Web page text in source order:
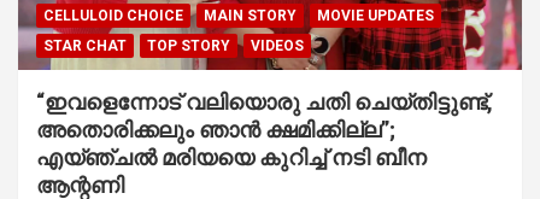
CELLULOID CHOICE MAIN STORY
MOVIE UPDATES
STAR CHAT
TOP STORY VIDEOS
“ഇവളെന്നോട് വലിയൊരു ചതി ചെയ്തിട്ടുണ്ട്,
അതൊരിക്കലും ഞാൻ ക്ഷമിക്കില്ല”;
എയ്ഞ്ചൽ മരിയയെ കുറിച്ച് നടി ബീന
ആന്റണി